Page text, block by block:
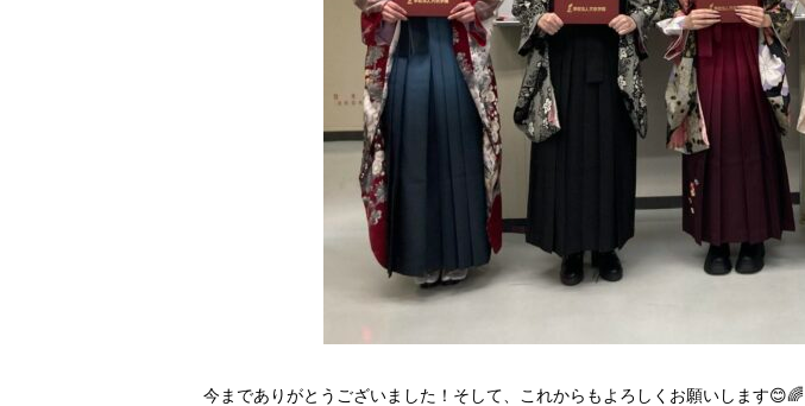
今までありがとうございました！そして、これからもよろしくお願いします😊🌈